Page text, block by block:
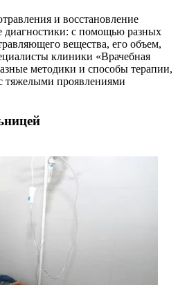
и восстановление
диагностики: с помощью разных
вещества, его объем,
клиники «Врачебная
методики и способы терапии,
тяжелыми проявлениями